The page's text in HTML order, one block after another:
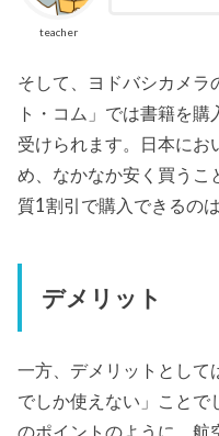
teacher
そして、ヨドバシカメラ
ト・コム」では書籍を
受けられます。日本にお
め、なかなか安く買うこ
質1割引で購入できるの
デメリット
一方、デメリットとして
でしか使えない」ことで